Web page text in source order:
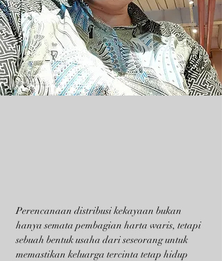
Perencanaan distribusi kekayaan bukan
hanya semata pembagian harta waris, tetapi
sebuah bentuk usaha dari seseorang untuk
memastikan keluarga tercinta tetap hidup